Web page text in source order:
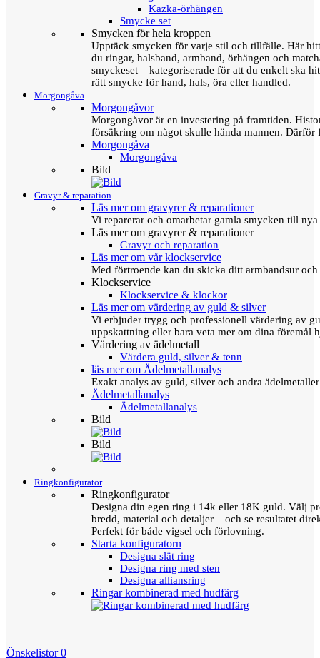
Kazka-örhängen
Smycke set
Smycken för hela kroppen
Upptäck smycken för varje stil och tillfälle. Här
du ringar, halsband, armband, örhängen och
smyckeset – kategoriserade för att du enkelt ska
rätt smycke för hand, hals, öra eller handled.
Morgongåva
Morgongåvor
Morgongåvor är en investering på framtiden.
försäkring om något skulle hända mannen.
Morgongåva
Morgongåva
Bild
Gravyr & reparation
Läs mer om gravyrer & reparationer
Vi reparerar och omarbetar gamla smycken till
Läs mer om gravyrer & reparationer
Gravyr och reparation
Läs mer om vår klockservice
Med förtroende kan du skicka ditt armbandsur
Klockservice
Klockservice & klockor
Läs mer om värdering av guld & silver
Vi erbjuder trygg och professionell värdering av
uppskattning eller bara veta mer om dina föremål
Värdering av ädelmetall
Värdera guld, silver & tenn
läs mer om Ädelmetallanalys
Exakt analys av guld, silver och andra
Ädelmetallanalys
Ädelmetallanalys
Bild
Bild
Ringkonfigurator
Ringkonfigurator
Designa din egen ring i 14k eller 18K guld. Välj
bredd, material och detaljer – och se resultatet
Perfekt för både vigsel och förlovning.
Starta konfiguratorn
Designa slät ring
Designa ring med sten
Designa alliansring
Ringar kombinerad med hudfärg
Önskelistor 0